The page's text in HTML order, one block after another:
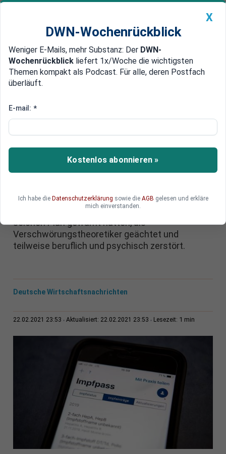
Newsticker MEIN DWN: Geldanlage Premium
Edelmetalle DWN-Magazin China
Bundeskabinett beschließt
Impfpasses
Das Bundeskabinett hat am Montag die
Einführung eines digitalen Impfpasses
Konzerte besuchen können. Zu Beginn der
Pandemie wurden Personen, die vor einem
solchen Plan gewarnt hatten, als
Verschwörungstheoretiker geächtet und
teilweise beruflich und psychisch zerstört.
Deutsche Wirtschaftsnachrichten
22.02.2021 23:53 Aktualisiert: 22.02.2021 23:53 Lesezeit: 1 min
X
DWN-Wochenrückblick
Weniger E-Mails, mehr Substanz: Der DWN-
Wochenrückblick liefert 1x/Woche die wichtigsten
Themen kompakt als Podcast. Für alle, deren Postfach
überläuft.
E-mail: *
Kostenlos abonnieren »
Ich habe die Datenschutzerklärung sowie die AGB gelesen und erkläre
mich einverstanden.